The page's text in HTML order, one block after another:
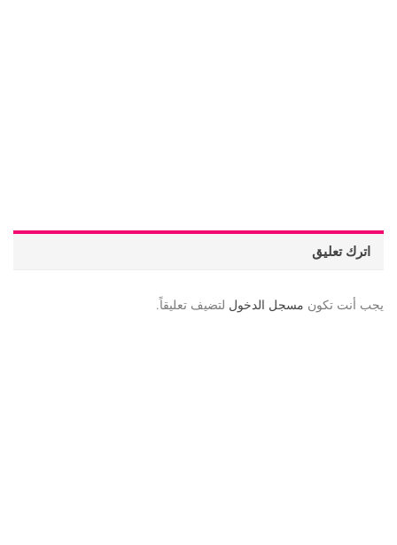
اترك تعليق
يجب أنت تكون مسجل الدخول لتضيف تعليقاً.